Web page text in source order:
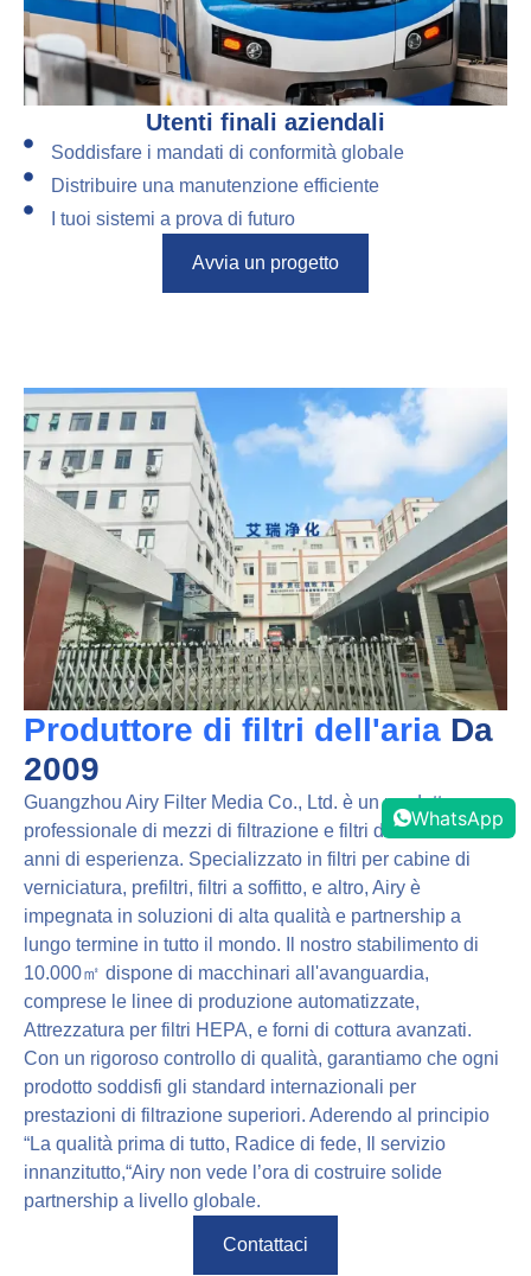
Utenti finali aziendali
Soddisfare i mandati di conformità globale
Distribuire una manutenzione efficiente
I tuoi sistemi a prova di futuro
Avvia un progetto
Produttore di filtri dell'aria Da
2009
Guangzhou Airy Filter Media Co., Ltd. è un produttore
professionale di mezzi di filtrazione e filtri dell'aria con 17
anni di esperienza. Specializzato in filtri per cabine di
verniciatura, prefiltri, filtri a soffitto, e altro, Airy è
impegnata in soluzioni di alta qualità e partnership a
lungo termine in tutto il mondo. Il nostro stabilimento di
10.000㎡ dispone di macchinari all'avanguardia,
comprese le linee di produzione automatizzate,
Attrezzatura per filtri HEPA, e forni di cottura avanzati.
Con un rigoroso controllo di qualità, garantiamo che ogni
prodotto soddisfi gli standard internazionali per
prestazioni di filtrazione superiori. Aderendo al principio
“La qualità prima di tutto, Radice di fede, Il servizio
innanzitutto,“Airy non vede l’ora di costruire solide
partnership a livello globale.
Contattaci
WhatsApp